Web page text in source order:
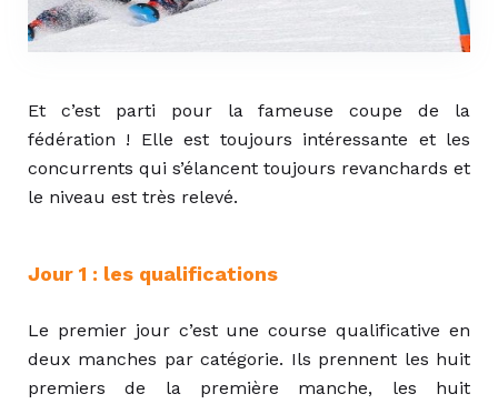
Et c’est parti pour la fameuse coupe de la
fédération ! Elle est toujours intéressante et les
concurrents qui s’élancent toujours revanchards et
le niveau est très relevé.
Jour 1 : les qualifications
Le premier jour c’est une course qualificative en
deux manches par catégorie. Ils prennent les huit
premiers de la première manche, les huit